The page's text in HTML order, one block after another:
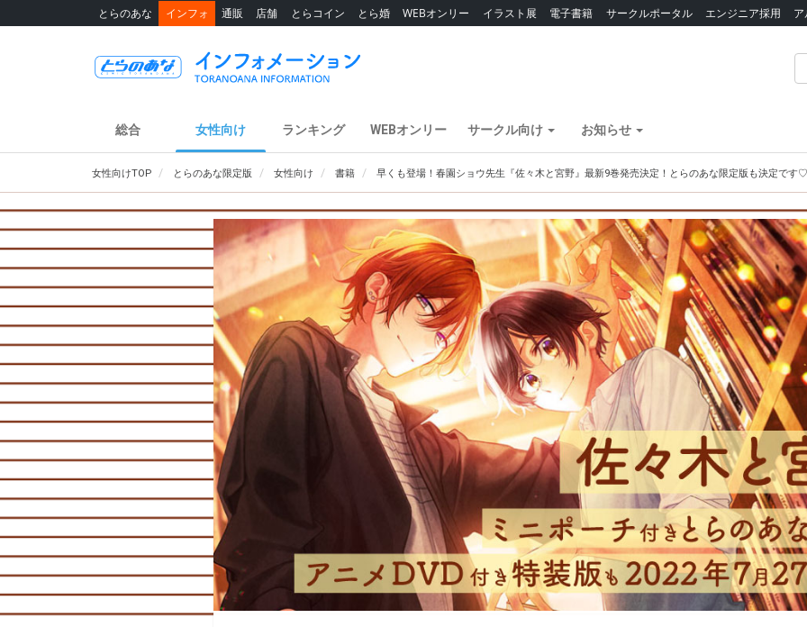
とらのあな インフォ 通販 店舗 とらコイン とら婚 WEBオンリー イラスト展 電子書籍 サークルポータル エンジニア採用
総合 女性向け ランキング WEBオンリー サークル向け お知らせ
女性向けTOP とらのあな限定版 女性向け 書籍 早くも登場！春園ショウ先生『佐々木と宮野』最新9巻発売決定！とらのあな限定版も決定です♡